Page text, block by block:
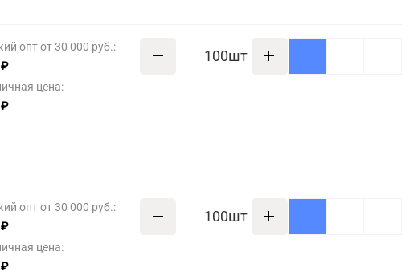
опт от 30 000 руб.:
цена:
шт
опт от 30 000 руб.:
цена:
шт